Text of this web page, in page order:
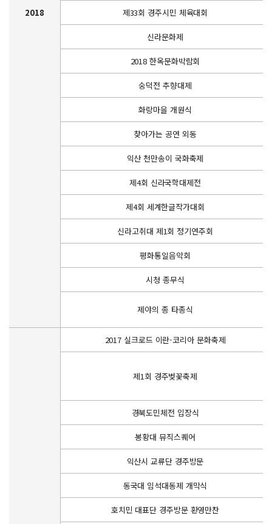
2018 제33회 경주시민 체육대회
신라문화제
2018 한옥문화박람회
숭덕전 추향대제
화랑마을 개원식
찾아가는 공연 외동
익산 천만송이 국화축제
제4회 신라국학대제전
제4회 세계한글작가대회
신라고취대 제1회 정기연주회
평화통일음악회
시청 종무식
제야의 종 타종식
2017 실크로드 이란-코리아 문화축제
제1회 경주벚꽃축제
경북도민체전 입장식
봉황대 뮤직스퀘어
익산시 교류단 경주방문
동국대 임석대동제 개막식
호치민 대표단 경주방문 환영만찬